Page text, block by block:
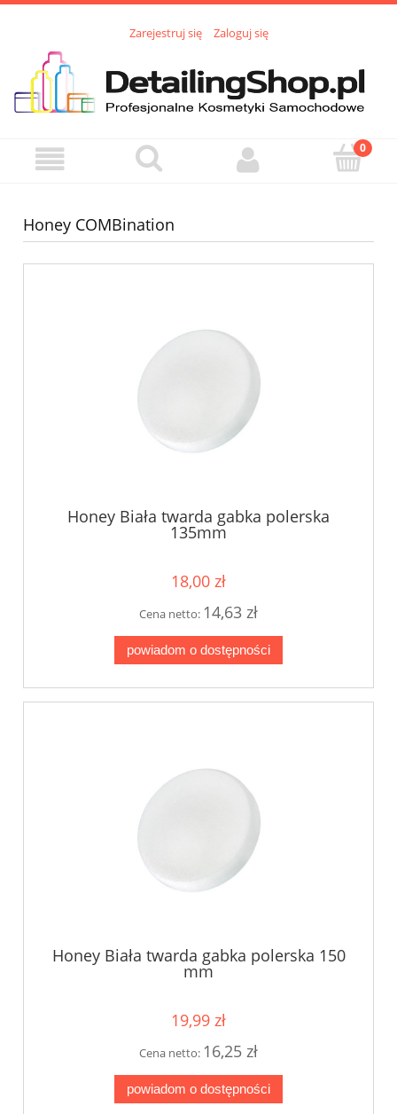
Zarejestruj się Zaloguj się
Honey COMBination
Honey Biała twarda gabka polerska
135mm
18,00 zł
Cena netto: 14,63 zł
powiadom o dostępności
Honey Biała twarda gabka polerska 150
mm
19,99 zł
Cena netto: 16,25 zł
powiadom o dostępności